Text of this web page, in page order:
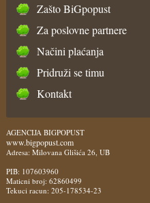
Zašto BiGpopust
Za poslovne partnere
Načini plaćanja
Pridruži se timu
Kontakt
AGENCIJA BIGPOPUST
www.bigpopust.com
Adresa: Milovana Glišića 26, UB
PIB: 107603960
Maticni broj: 62860499
Tekuci racun: 205-178534-23